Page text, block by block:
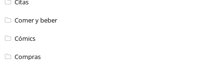
Citas
Comer y beber
Cómics
Compras